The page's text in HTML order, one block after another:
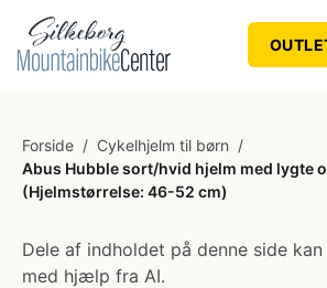
Forside / Cykelhjelm til børn /
Abus Hubble sort/hvid hjelm med lygte
(Hjelmstørrelse: 46-52 cm)
Dele af indholdet på denne side
med hjælp fra AI.